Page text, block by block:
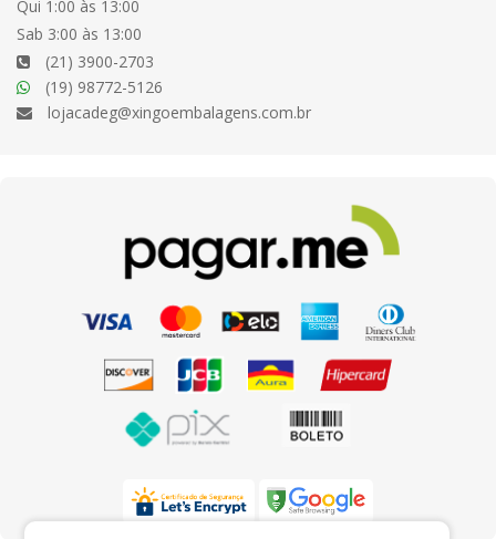
Qui 1:00 às 13:00
Sab 3:00 às 13:00
(21) 3900-2703
(19) 98772-5126
lojacadeg@xingoembalagens.com.br